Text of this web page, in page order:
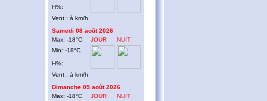
H%:
Vent : à km/h
Samedi 08 août 2026
Max: -18°C
JOUR
NUIT
Min: -18°C
H%:
Vent : à km/h
Dimanche 09 août 2026
Max: -18°C
JOUR NUIT